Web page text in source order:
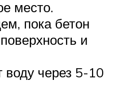
место.
пока бетон
и
воду через 5-10